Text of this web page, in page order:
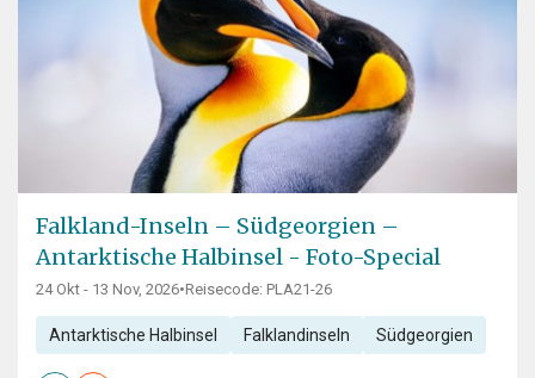
Falkland-Inseln – Südgeorgien –
Antarktische Halbinsel - Foto-Special
24 Okt - 13 Nov, 2026•Reisecode: PLA21-26
Antarktische Halbinsel Falklandinseln Südgeorgien